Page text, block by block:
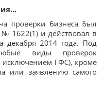
проверки бизнеса был
1622(1) и действовал в
декабря 2014 года. Под
виды проверок
исключением ГФС), кроме
или заявлению самого